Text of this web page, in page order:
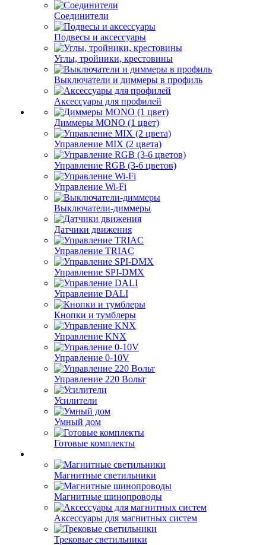
Соединители
Подвесы и аксессуары
Углы, тройники, крестовины
Выключатели и диммеры в профиль
Аксессуары для профилей
Диммеры MONO (1 цвет)
Управление MIX (2 цвета)
Управление RGB (3-6 цветов)
Управление Wi-Fi
Выключатели-диммеры
Датчики движения
Управление TRIAC
Управление SPI-DMX
Управление DALI
Кнопки и тумблеры
Управление KNX
Управление 0-10V
Управление 220 Вольт
Усилители
Умный дом
Готовые комплекты
Магнитные светильники
Магнитные шинопроводы
Аксессуары для магнитных систем
Трековые светильники